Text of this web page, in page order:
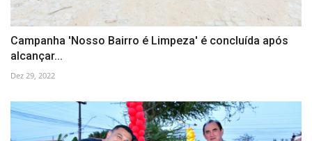
Campanha 'Nosso Bairro é Limpeza' é concluída após
alcançar...
Dez 29, 2022